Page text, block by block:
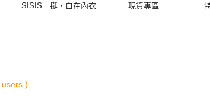
SISIS｜挺‧自在內衣 現貨專區
users )